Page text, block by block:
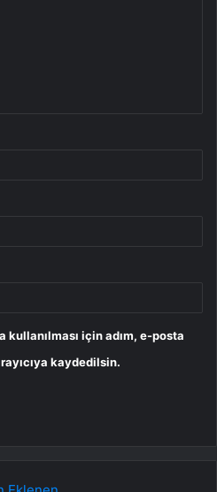
kullanılması için adım, e-posta
kaydedilsin.